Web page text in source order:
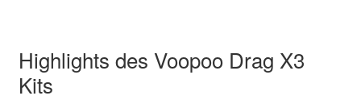
Highlights des Voopoo Drag X3
Kits